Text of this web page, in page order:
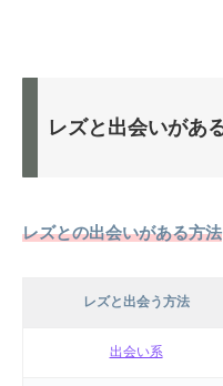
レズと出会いがあ
レズとの出会いがある方法
レズと出会う方法
出会い系